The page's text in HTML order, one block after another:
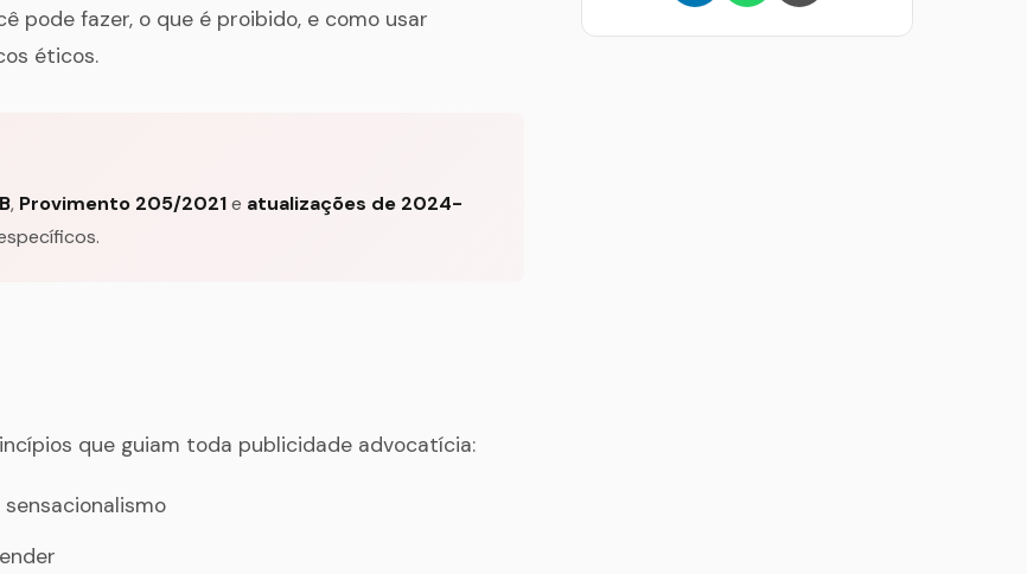
pode fazer, o que é proibido, e como usar
éticos.
, Provimento 205/2021e atualizações de 2024-
que guiam toda publicidade advocatícia: